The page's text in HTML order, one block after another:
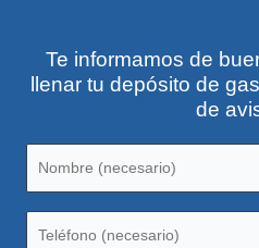
Te informamos de
llenar tu depósito de
de